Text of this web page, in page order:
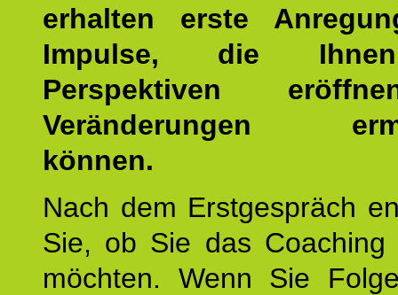
erhalten erste
Impulse, die
Perspektiven
Veränderungen
können.
Nach dem Erstgespräch
Sie, ob Sie das Coaching
möchten. Wenn Sie